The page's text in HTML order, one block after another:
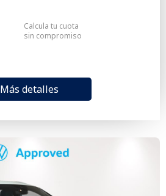
Más detalles
Calcula tu cuota
sin compromiso